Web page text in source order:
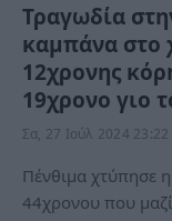
Τραγωδία
καμπάνα στο
12χρονης
19χρονο γιο
Σα, 27 Ιούλ 2024 23:22
Πένθιμα χτύπησε
44χρονου που